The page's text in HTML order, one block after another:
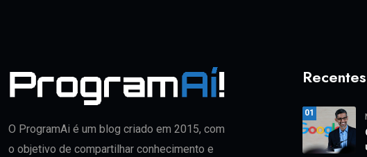
O ProgramAi é um blog criado em 2015, com
o objetivo de compartilhar conhecimento e
Recentes
01